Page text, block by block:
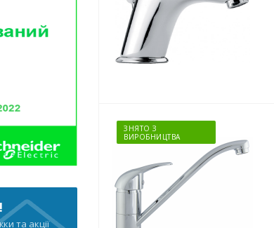
ЗНЯТО З
ВИРОБНИЦТВА
та акції